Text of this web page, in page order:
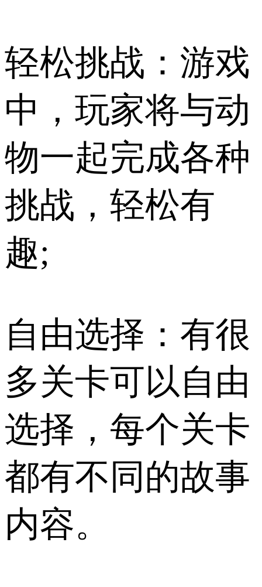
轻松挑战：游戏
中，玩家将与动
物一起完成各种
挑战，轻松有
趣;
自由选择：有很
多关卡可以自由
选择，每个关卡
都有不同的故事
内容。